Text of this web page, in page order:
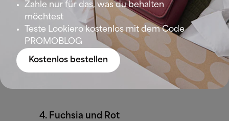
Für ein frühlingshaftes Outfit empfehlen
wir dir, einen fuchsiafarbenen Midirock
aus Chiffon mit einem hellblauen
Pullover zu tragen. Wähle die helleren
und sanfteren Blautöne, wie Babyblau,
Himmel, Kobalt. Ein umwerfender Look!
Fuchsia und Rot
Zahle nur für das, was du behalten
möchtest
Teste Lookiero kostenlos mit dem Code
PROMOBLOG
Kostenlos bestellen